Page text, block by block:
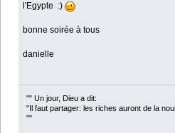
l'Egypte :)
bonne soirée à tous
danielle
"" Un jour, Dieu a dit:
"Il faut partager: les riches auront de la
""